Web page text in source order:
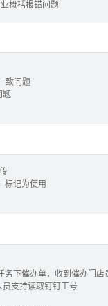
概括报错问题
致问题
题
标记为使用
下催办单，收到催办门店
支持读取钉钉工号